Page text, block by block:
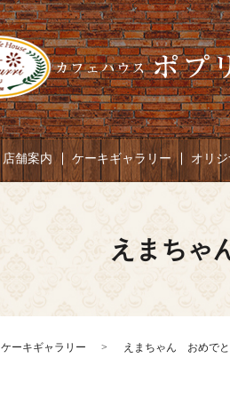
店舗案内 ケーキギャラリー オリ
えまちゃ
ケーキギャラリー えまちゃん おめでと